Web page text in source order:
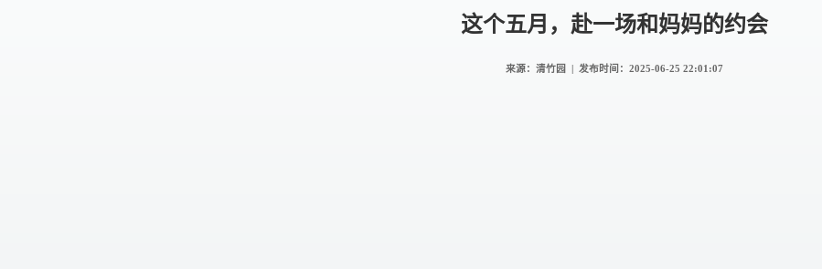
这个五月，赴一场和妈妈的约会
来源：清竹园 | 发布时间： 2025-06-25 22:01:07